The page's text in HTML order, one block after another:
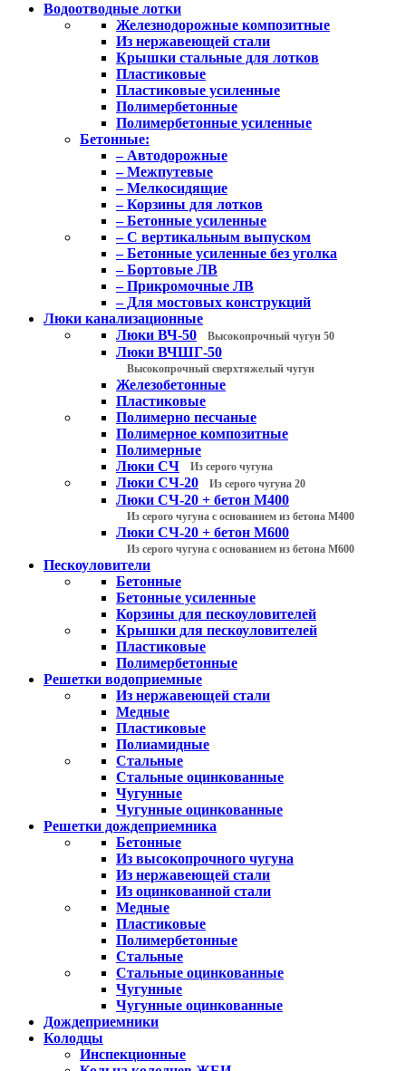
Водоотводные лотки
Железнодорожные композитные
Из нержавеющей стали
Крышки стальные для лотков
Пластиковые
Пластиковые усиленные
Полимербетонные
Полимербетонные усиленные
Бетонные:
– Автодорожные
– Межпутевые
– Мелкосидящие
– Корзины для лотков
– Бетонные усиленные
– С вертикальным выпуском
– Бетонные усиленные без уголка
– Бортовые ЛВ
– Прикромочные ЛВ
– Для мостовых конструкций
Люки канализационные
Люки ВЧ-50
Высокопрочный чугун 50
Люки ВЧШГ-50
Высокопрочный сверхтяжелый чугун
Железобетонные
Пластиковые
Полимерно песчаные
Полимерное композитные
Полимерные
Люки СЧ
Из серого чугуна
Люки СЧ-20 Из серого чугуна 20
Люки СЧ-20 + бетон М400
Из серого чугуна с основанием из бетона М400
Люки СЧ-20 + бетон М600
Из серого чугуна с основанием из бетона М600
Пескоуловители
Бетонные
Бетонные усиленные
Корзины для пескоуловителей
Крышки для пескоуловителей
Пластиковые
Полимербетонные
Решетки водоприемные
Из нержавеющей стали
Медные
Пластиковые
Полиамидные
Стальные
Стальные оцинкованные
Чугунные
Чугунные оцинкованные
Решетки дождеприемника
Бетонные
Из высокопрочного чугуна
Из нержавеющей стали
Из оцинкованной стали
Медные
Пластиковые
Полимербетонные
Стальные
Стальные оцинкованные
Чугунные
Чугунные оцинкованные
Дождеприемники
Колодцы
Инспекционные